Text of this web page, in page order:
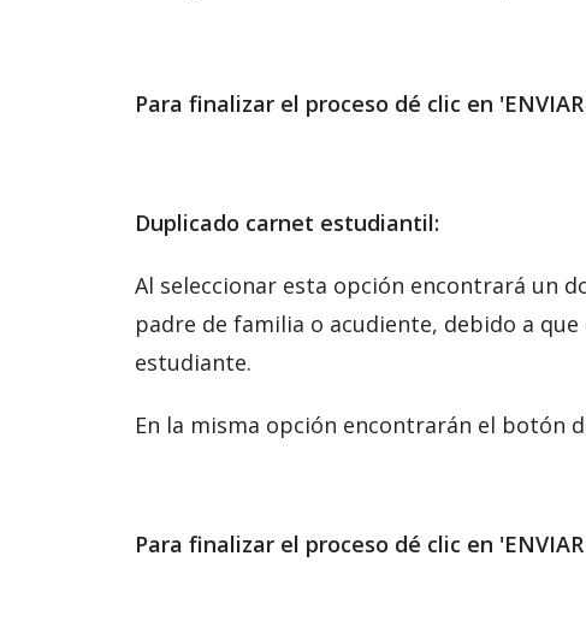
Para finalizar el proceso dé clic en
Duplicado carnet estudiantil:
Al seleccionar esta opción encontrará un
padre de familia o acudiente, debido a
estudiante.
En la misma opción encontrarán el botón
Para finalizar el proceso dé clic en